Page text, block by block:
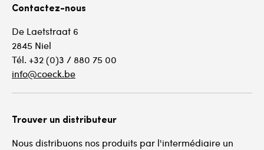
Contactez-nous
De Laetstraat 6
2845 Niel
Tél. +32 (0)3 / 880 75 00
info@coeck.be
Trouver un distributeur
Nous distribuons nos produits par l'intermédiaire un